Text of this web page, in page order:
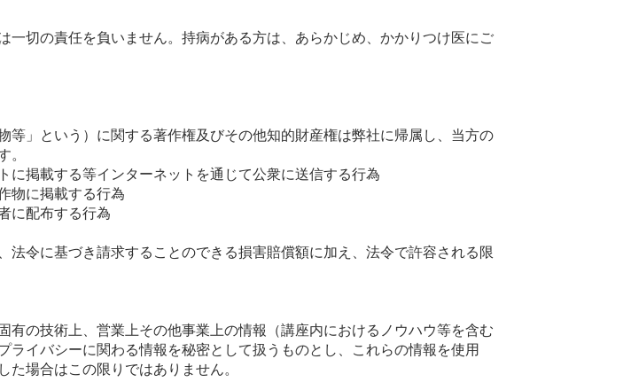
切の責任を負いません。持病がある方は、あらかじめ、かかりつけ医にご
」という）に関する著作権及びその他知的財産権は弊社に帰属し、当方の
に掲載する等インターネットを通じて公衆に送信する行為
物に掲載する行為
に配布する行為
法令に基づき請求することのできる損害賠償額に加え、法令で許容される限
の技術上、営業上その他事業上の情報（講座内におけるノウハウ等を含む
イバシーに関わる情報を秘密として扱うものとし、これらの情報を使用
場合はこの限りではありません。